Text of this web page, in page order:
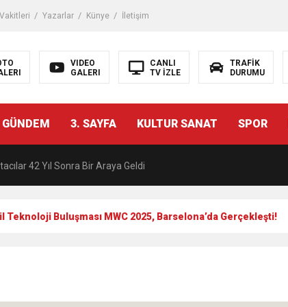
Yazarlar Künye İletişim
VIDEO
GALERI
CANLI
TV İZLE
TRAFİK
DURUMU
3. SAYFA KULTUR SANAT SPOR
Tanıdığı İsim: Abdulrezak Kaldan Torbalı Yolunda
42 Yıl Sonra Bir Araya Geldi
Teknoloji Buluşması MWC 2025, Barselona’da Gerçekleşti!